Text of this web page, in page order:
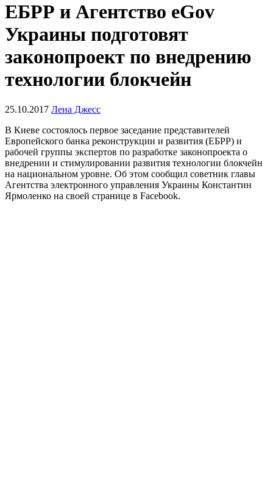
ЕБРР и Агентство eGov
Украины подготовят
законопроект по внедрению
технологии блокчейн
25.10.2017 Лена Джесс
В Киеве состоялось первое заседание представителей
Европейского банка реконструкции и развития (ЕБРР) и
рабочей группы экспертов по разработке законопроекта о
внедрении и стимулировании развития технологии блокчейн
на национальном уровне. Об этом сообщил советник главы
Агентства электронного управления Украины Константин
Ярмоленко на своей странице в Facebook.